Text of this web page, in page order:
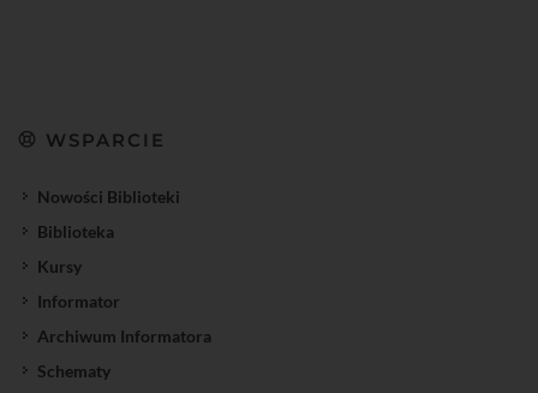
WSPARCIE
Nowości Biblioteki
Biblioteka
Kursy
Informator
Archiwum Informatora
Schematy